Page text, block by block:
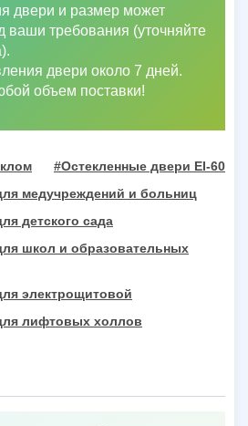
двери и размер может
ваши требования (уточняйте
двери около 7 дней.
объем поставки!
#Остекленные двери EI-60
медучреждений и больниц
детского сада
школ и образовательных
электрощитовой
лифтовых холлов